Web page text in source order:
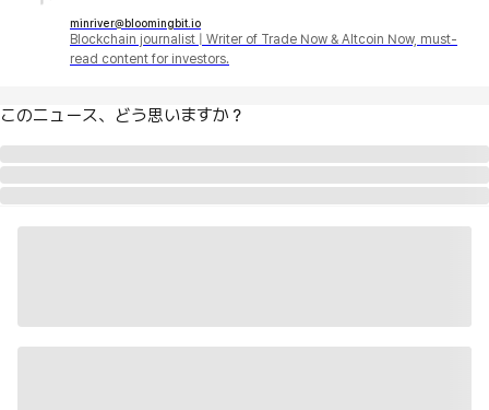
minriver@bloomingbit.io
Blockchain journalist | Writer of Trade Now & Altcoin Now, must-
read content for investors.
このニュース、どう思いますか？